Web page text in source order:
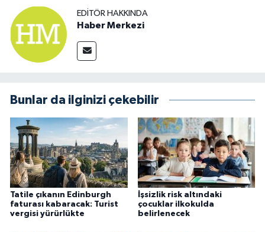
EDITÖR HAKKINDA
Haber Merkezi
Bunlar da ilginizi çekebilir
Tatile çıkanın Edinburgh
faturası kabaracak: Turist
vergisi yürürlükte
İşsizlik risk altındaki
çocuklar ilkokulda
belirlenecek